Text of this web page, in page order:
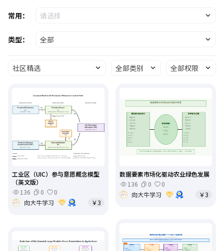
常用： 请选择
类型： 全部
社区精选 全部类别 全部权限
工业区（UIC）参与意愿概念模型
（英文版）
136
0
0
向大牛学习
￥3
数据要素市场化驱动农业绿色发展
136
0
0
向大牛学习
￥3